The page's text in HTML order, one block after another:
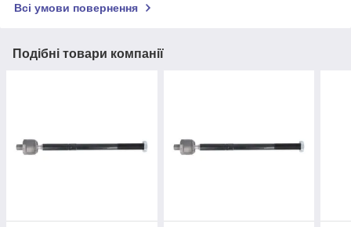
Всі умови повернення
Подібні товари компанії